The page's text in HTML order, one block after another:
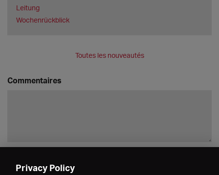
Leitung
Wochenrückblick
Toutes les nouveautés
Commentaires
Privacy Policy